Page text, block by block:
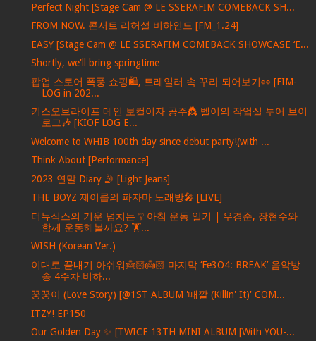
Perfect Night [Stage Cam @ LE SSERAFIM COMEBACK SH...
FROM NOW. 콘서트 리허설 비하인드 [FM_1.24]
EASY [Stage Cam @ LE SSERAFIM COMEBACK SHOWCASE ‘E...
Shortly, we'll bring springtime
팝업 스토어 폭풍 쇼핑🛍️, 트레일러 속 꾸라 되어보기👀 [FIM-
LOG in 202...
키스오브라이프 메인 보컬이자 공주👸 벨이의 작업실 투어 브이
로그🎶 [KIOF LOG E...
Welcome to WHIB 100th day since debut party!(with ...
Think About [Performance]
2023 연말 Diary 🤳 [Light Jeans]
THE BOYZ 제이콥의 파자마 노래방🎤 [LIVE]
더뉴식스의 기운 넘치는 ❔ 아침 운동 일기 | 우경준, 장현수와
함께 운동해볼까요? 🏋️...
WISH (Korean Ver.)
이대로 끝내기 아쉬워👼🏻👼🏻 마지막 ‘Fe3O4: BREAK’ 음악방
송 4주차 비하...
꿍꿍이 (Love Story) [@1ST ALBUM '때깔 (Killin' It)' COM...
ITZY! EP150
Our Golden Day ✨ [TWICE 13TH MINI ALBUM [With YOU-...